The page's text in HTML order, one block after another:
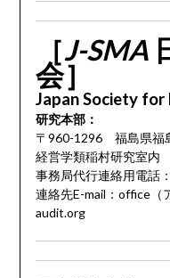
［J-SMA
会］
Japan Society
研究本部：
〒960-1296 福島県福
経営学類稲村研究室内
事務局代行連絡用電話
連絡先E-mail：office（
audit.org